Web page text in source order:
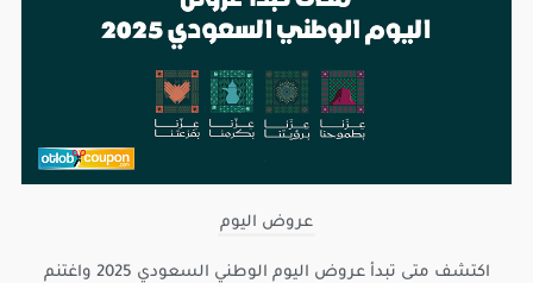
عروض اليوم
اكتشف متى تبدأ عروض اليوم الوطني السعودي 2025 واغتنم